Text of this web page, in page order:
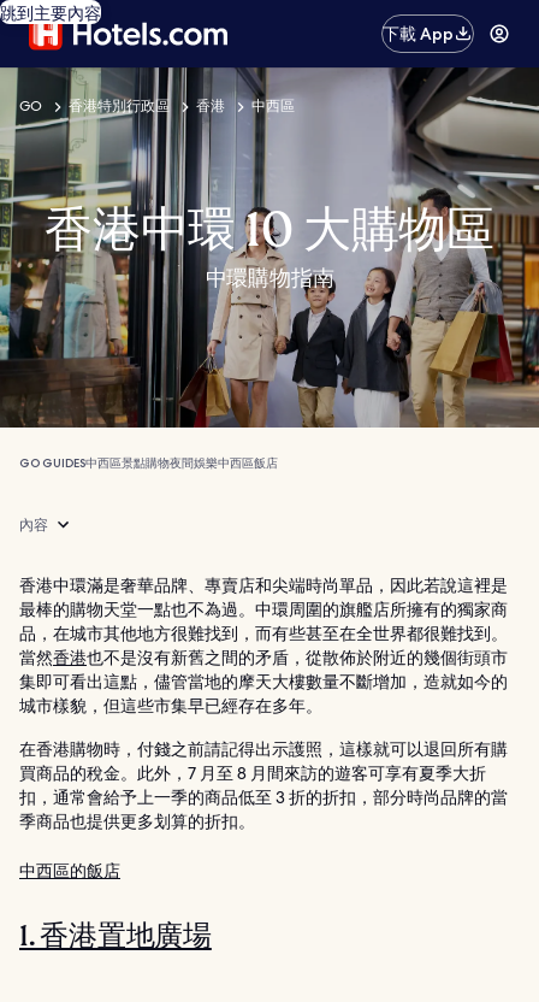
跳到主要內容
下載 App
GO 香港特別行政區 香港 中西區
香港中環 10 大購物區
中環購物指南
GO GUIDES中西區景點購物夜間娛樂中西區飯店
內容
香港中環滿是奢華品牌、專賣店和尖端時尚單品，因此若說這裡是
最棒的購物天堂一點也不為過。中環周圍的旗艦店所擁有的獨家商
品，在城市其他地方很難找到，而有些甚至在全世界都很難找到。
當然香港也不是沒有新舊之間的矛盾，從散佈於附近的幾個街頭市
集即可看出這點，儘管當地的摩天大樓數量不斷增加，造就如今的
城市樣貌，但這些市集早已經存在多年。
在香港購物時，付錢之前請記得出示護照，這樣就可以退回所有購
買商品的稅金。此外，7 月至 8 月間來訪的遊客可享有夏季大折
扣，通常會給予上一季的商品低至 3 折的折扣，部分時尚品牌的當
季商品也提供更多划算的折扣。
中西區的飯店
1. 香港置地廣場